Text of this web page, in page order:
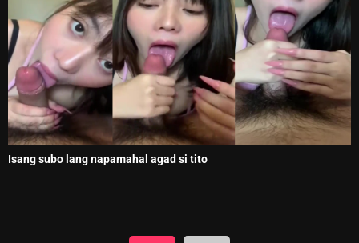
Isang subo lang napamahal agad si tito